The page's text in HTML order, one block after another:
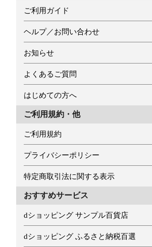
ご利用ガイド
ヘルプ／お問い合わせ
お知らせ
よくあるご質問
はじめての方へ
ご利用規約・他
ご利用規約
プライバシーポリシー
特定商取引法に関する表示
おすすめサービス
dショッピング サンプル百貨店
dショッピング ふるさと納税百選